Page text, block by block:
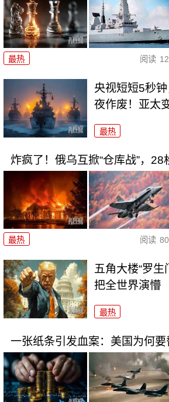
最热 阅读
央视短短5秒
夜作废！亚太
最热
炸疯了！俄乌互掀“仓库战”，
最热 阅读
五角大楼“罗生
把全世界演懵
最热
一张纸条引发血案：美国为何要